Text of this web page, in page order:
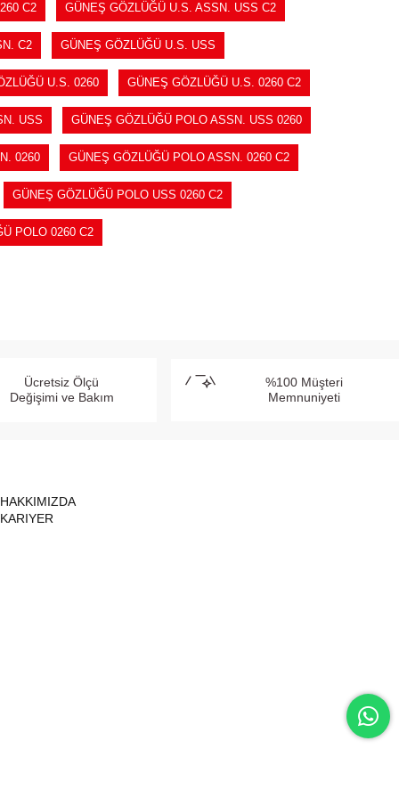
C2 GÜNEŞ GÖZLÜĞÜ U.S. ASSN. USS C2
C2 GÜNEŞ GÖZLÜĞÜ U.S. USS
U.S. 0260 GÜNEŞ GÖZLÜĞÜ U.S. 0260 C2
USS GÜNEŞ GÖZLÜĞÜ POLO ASSN. USS 0260
0260 GÜNEŞ GÖZLÜĞÜ POLO ASSN. 0260 C2
GÜNEŞ GÖZLÜĞÜ POLO USS 0260 C2
POLO 0260 C2
Ücretsiz Ölçü
Değişimi ve Bakım
%100 Müşteri
Memnuniyeti
HAKKIMIZDA
KARIYER